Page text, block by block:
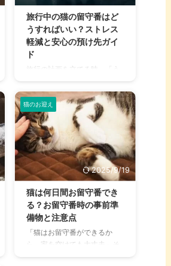
旅行中の猫の留守番はど
うすればいい？ストレス
軽減と安心の預け先ガイ
ド
旅行の計画を立てる時、「う
ちの猫、どうしよう？」と頭
を悩ませる飼い主さんは少な
くありません。 特に猫は環境
の変化に敏感なため、旅行中
の留守番や預け先について不
安を感じるのは当然のことで
しょう。 しかし、適切な準備
と対策を講じれば、飼い主さ
んも安心して旅行を楽しめま
すし、猫もストレスなく留守
番することができます。 この
記事では、猫の旅行中の留守
番を成功させるための心構え
から具体的な方法まで、詳し
猫のお迎え
2025/9/19
猫は何日間お留守番でき
る？お留守番時の事前準
備物と注意点
「猫はお留守番ができるか
ら、家を空けても大丈夫」そ
んな風に考えている方も多い